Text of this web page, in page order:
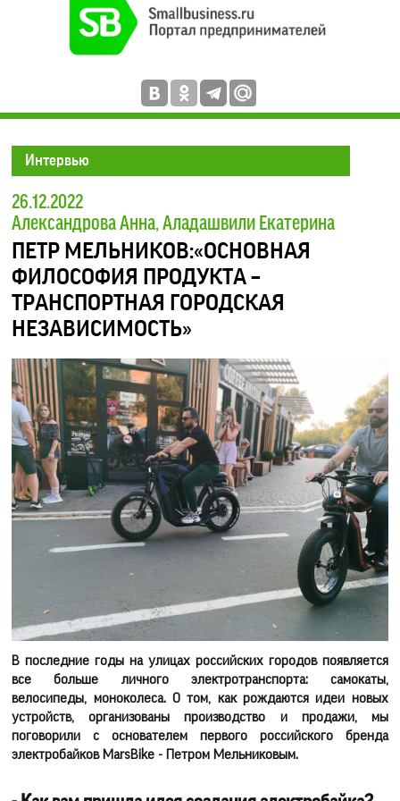
Интервью
26.12.2022
Александрова Анна, Аладашвили Екатерина
ПЕТР МЕЛЬНИКОВ:«ОСНОВНАЯ
ФИЛОСОФИЯ ПРОДУКТА –
ТРАНСПОРТНАЯ ГОРОДСКАЯ
НЕЗАВИСИМОСТЬ»
В последние годы на улицах российских городов появляется
все больше личного электротранспорта: самокаты,
велосипеды, моноколеса. О том, как рождаются идеи новых
устройств, организованы производство и продажи, мы
поговорили с основателем первого российского бренда
электробайков MarsBike - Петром Мельниковым.